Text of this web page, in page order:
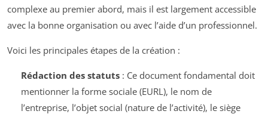
complexe au premier abord, mais il est largement accessible
avec la bonne organisation ou avec l’aide d’un professionnel.
Voici les principales étapes de la création :
Rédaction des statuts: Ce document fondamental doit
mentionner la forme sociale (EURL), le nom de
l’entreprise, l’objet social (nature de l’activité), le siège